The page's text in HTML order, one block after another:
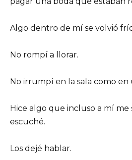
Algo dentro de mí se volvió
No rompí a llorar.
No irrumpí en la sala como en
Hice algo que incluso a mí me
escuché.
Los dejé hablar.